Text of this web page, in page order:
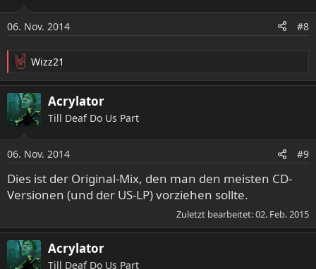
n
n
06. Nov. 2014 #8
R
e
a
k
t
n
e
n
:
Wizz21
Acrylator
Till Deaf Do Us Part
06. Nov. 2014 #9
Dies ist der Original-Mix, den man den meisten CD-
Versionen (und der US-LP) vorziehen sollte.
Zuletzt bearbeitet:02. Feb. 2015
Acrylator
Till Deaf Do Us Part